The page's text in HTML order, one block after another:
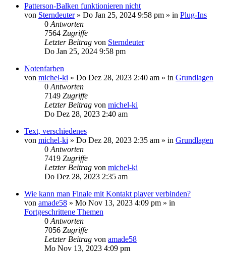
Patterson-Balken funktionieren nicht
von Sterndeuter» Do Jan 25, 2024 9:58 pm » in Plug-Ins
0 Antworten
7564 Zugriffe
Letzter Beitrag von Sterndeuter
Do Jan 25, 2024 9:58 pm
Notenfarben
von michel-ki » Do Dez 28, 2023 2:40 am » in Grundlagen
0 Antworten
7149 Zugriffe
Letzter Beitrag von michel-ki
Do Dez 28, 2023 2:40 am
Text, verschiedenes
von michel-ki » Do Dez 28, 2023 2:35 am » in Grundlagen
0 Antworten
7419 Zugriffe
Letzter Beitrag von michel-ki
Do Dez 28, 2023 2:35 am
Wie kann man Finale mit Kontakt player verbinden?
von amade58 » Mo Nov 13, 2023 4:09 pm » in
Fortgeschrittene Themen
0 Antworten
7056 Zugriffe
Letzter Beitrag von amade58
Mo Nov 13, 2023 4:09 pm